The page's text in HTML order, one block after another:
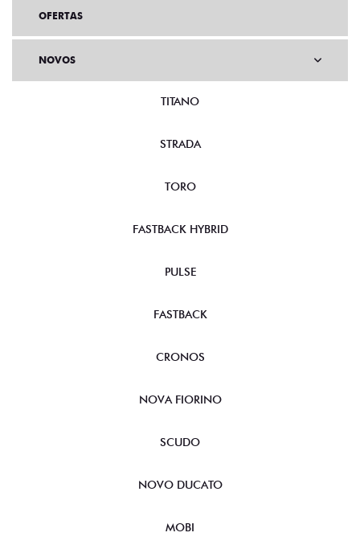
OFERTAS
NOVOS
TITANO
STRADA
TORO
FASTBACK HYBRID
PULSE
FASTBACK
CRONOS
NOVA FIORINO
SCUDO
NOVO DUCATO
MOBI